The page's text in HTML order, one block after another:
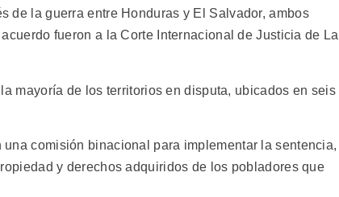
de la guerra entre Honduras y El Salvador, ambos
fueron a la Corte Internacional de Justicia de La
mayoría de los territorios en disputa, ubicados en seis
comisión binacional para implementar la sentencia,
y derechos adquiridos de los pobladores que